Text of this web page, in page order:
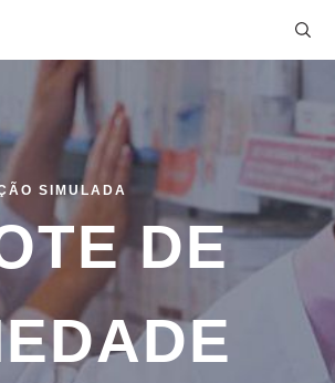
SIMULADA
DE